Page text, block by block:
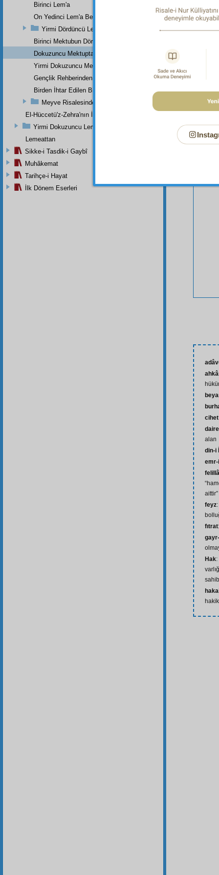
Bu
cihet
alan
din-i
aittir”
feyz
fıtrat
Hak
Birinci Lem'a
On Yedinci Lem'a Beşinci Nota
Yirmi Dördüncü Lem'a
Birinci Mektubun Dördüncü Suali
Dokuzuncu Mektuptan
Yirmi Dokuzuncu Mektup Beşinci Risale Olan Beşinci Kısım
Gençlik Rehberinden
Birden İhtar Edilen Bir Mes'ele-i Mühimme
Meyve Risalesinden
El-Hüccetü'z-Zehra'nın İkinci Makamı
Yirmi Dokuzuncu Lem'a İkinci Bab
Lemeattan
Sikke-i Tasdik-i Gaybî
Muhâkemat
Tarihçe-i Hayat
İlk Dönem Eserleri